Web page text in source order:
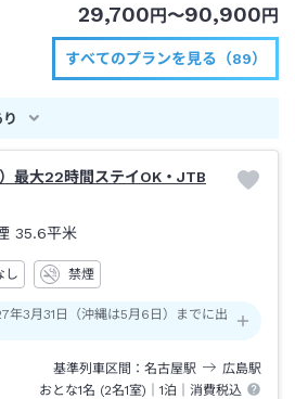
29,700 円 〜90,900 円
すべてのプランを見る（89）
最大22時間ステイOK・JTB
35.6平米
し 禁煙
3月31日（沖縄は5月6日）までに出
基準列車区間 名古屋駅 広島駅
おとな1名 (2名1室)｜1泊 ｜消費税込